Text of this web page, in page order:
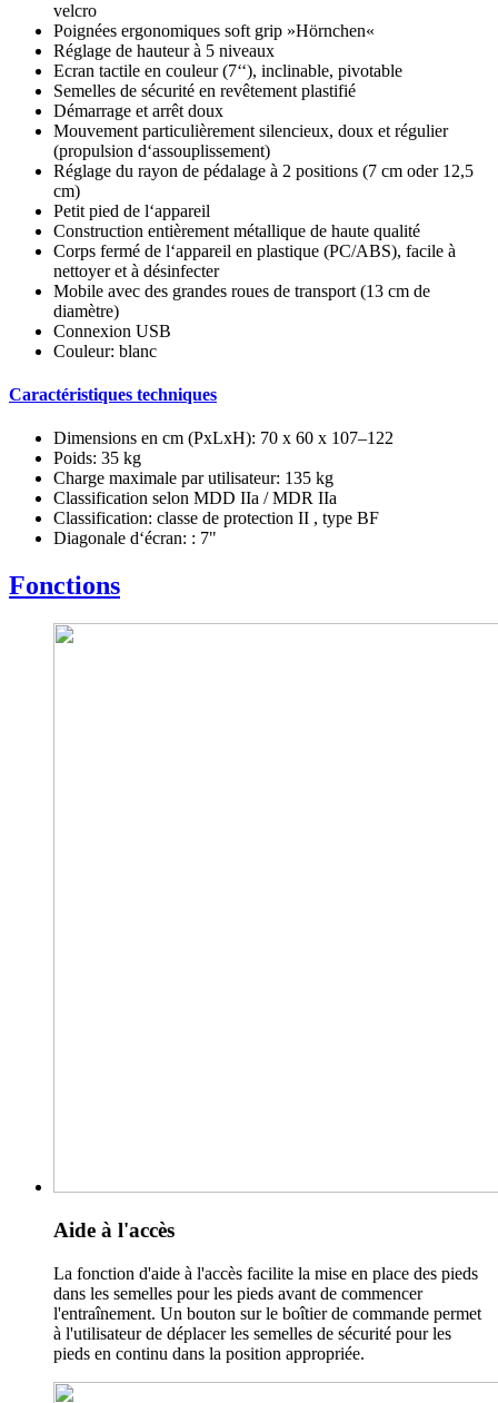
velcro
Poignées ergonomiques soft grip »Hörnchen«
Réglage de hauteur à 5 niveaux
Ecran tactile en couleur (7‘‘), inclinable, pivotable
Semelles de sécurité en revêtement plastifié
Démarrage et arrêt doux
Mouvement particulièrement silencieux, doux et régulier
(propulsion d‘assouplissement)
Réglage du rayon de pédalage à 2 positions (7 cm oder 12,5
cm)
Petit pied de l‘appareil
Construction entièrement métallique de haute qualité
Corps fermé de l‘appareil en plastique (PC/ABS), facile à
nettoyer et à désinfecter
Mobile avec des grandes roues de transport (13 cm de
diamètre)
Connexion USB
Couleur: blanc
Caractéristiques techniques
Dimensions en cm (PxLxH): 70 x 60 x 107–122
Poids: 35 kg
Charge maximale par utilisateur: 135 kg
Classification selon MDD IIa / MDR IIa
Classification: classe de protection II , type BF
Diagonale d‘écran: : 7"
Fonctions
Aide à l'accès
La fonction d'aide à l'accès facilite la mise en place des pieds
dans les semelles pour les pieds avant de commencer
l'entraînement. Un bouton sur le boîtier de commande permet
à l'utilisateur de déplacer les semelles de sécurité pour les
pieds en continu dans la position appropriée.